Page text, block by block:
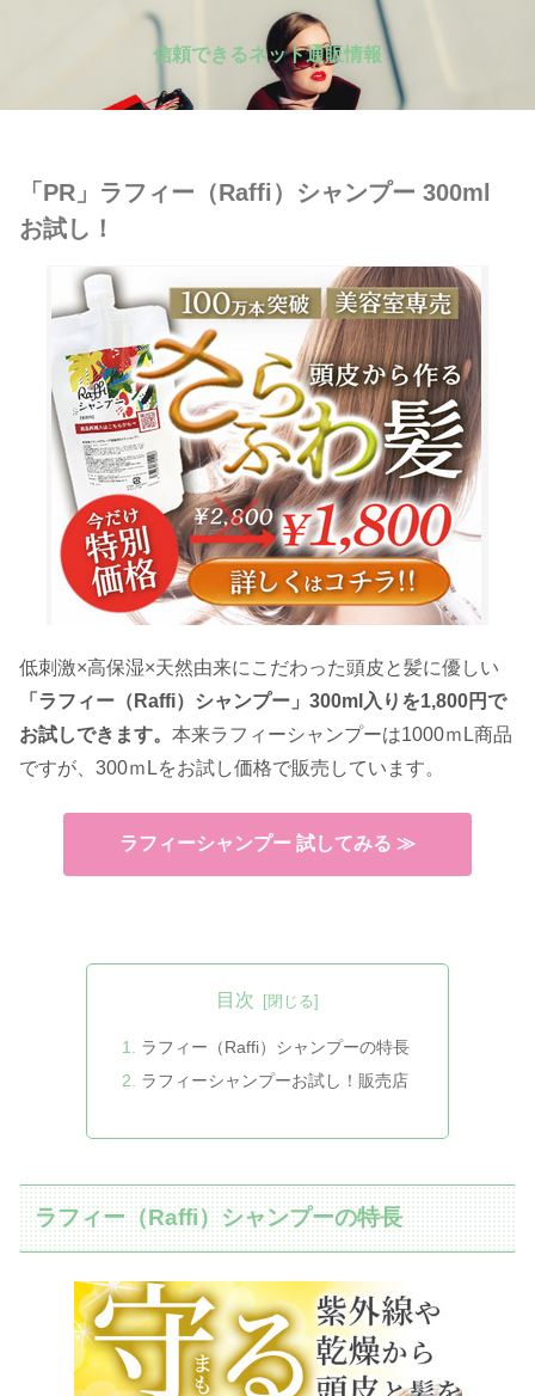
信頼できるネット通販情報
「PR」ラフィー（Raffi）シャンプー 300ml
お試し！
低刺激×高保湿×天然由来にこだわった頭皮と髪に優しい
「ラフィー（Raffi）シャンプー」300ml入りを1,800円で
お試しできます。 本来ラフィーシャンプーは1000ｍL商品
ですが、300ｍLをお試し価格で販売しています。
ラフィーシャンプー 試してみる ≫
目次
ラフィー（Raffi）シャンプーの特長
ラフィーシャンプーお試し！販売店
ラフィー（Raffi）シャンプーの特長